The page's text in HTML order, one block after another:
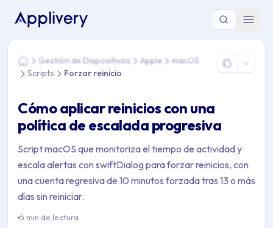
Estás aquí: Home > Gestión de Dispositivos > Apple >
HomeGestión de Dispositivos Apple
macOS
Scripts
Forzar reinicio
Cómo aplicar reinicios con una
política de escalada progresiva
Script macOS que monitoriza el tiempo de actividad y
escala alertas con swiftDialog para forzar reinicios, con
una cuenta regresiva de 10 minutos forzada tras 13 o más
días sin reiniciar.
5 min de lectura